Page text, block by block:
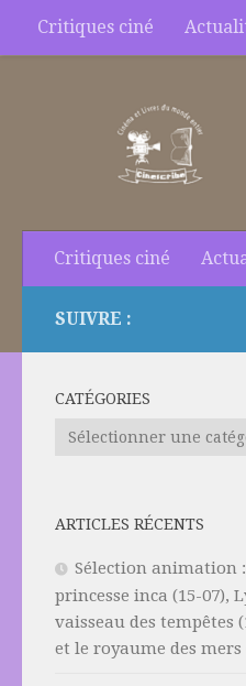
Skip to content
Critiques ciné
Critiques ciné
SUIVRE :
CATÉGORIES
Catégories
ARTICLES RÉCENTS
Sélection animation
princesse inca (15-07),
vaisseau des tempêtes
et le royaume des mers